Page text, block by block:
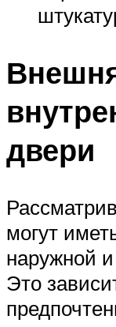
двери
могут
наружной
Это